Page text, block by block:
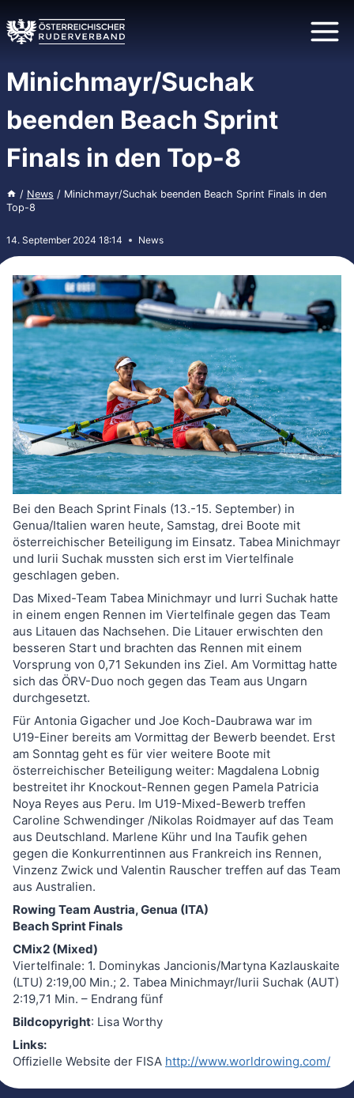
Inhalt
springen
Minichmayr/Suchak
beenden Beach Sprint
Finals in den Top-8
/ News / Minichmayr/Suchak beenden Beach Sprint Finals in den
Top-8
14. September 2024 18:14 News
Bei den Beach Sprint Finals (13.-15. September) in
Genua/Italien waren heute, Samstag, drei Boote mit
österreichischer Beteiligung im Einsatz. Tabea Minichmayr
und Iurii Suchak mussten sich erst im Viertelfinale
geschlagen geben.
Das Mixed-Team Tabea Minichmayr und Iurri Suchak hatte
in einem engen Rennen im Viertelfinale gegen das Team
aus Litauen das Nachsehen. Die Litauer erwischten den
besseren Start und brachten das Rennen mit einem
Vorsprung von 0,71 Sekunden ins Ziel. Am Vormittag hatte
sich das ÖRV-Duo noch gegen das Team aus Ungarn
durchgesetzt.
Für Antonia Gigacher und Joe Koch-Daubrawa war im
U19-Einer bereits am Vormittag der Bewerb beendet. Erst
am Sonntag geht es für vier weitere Boote mit
österreichischer Beteiligung weiter: Magdalena Lobnig
bestreitet ihr Knockout-Rennen gegen Pamela Patricia
Noya Reyes aus Peru. Im U19-Mixed-Bewerb treffen
Caroline Schwendinger /Nikolas Roidmayer auf das Team
aus Deutschland. Marlene Kühr und Ina Taufik gehen
gegen die Konkurrentinnen aus Frankreich ins Rennen,
Vinzenz Zwick und Valentin Rauscher treffen auf das Team
aus Australien.
Rowing Team Austria, Genua (ITA)
Beach Sprint Finals
CMix2 (Mixed)
Viertelfinale: 1. Dominykas Jancionis/Martyna Kazlauskaite
(LTU) 2:19,00 Min.; 2. Tabea Minichmayr/Iurii Suchak (AUT)
2:19,71 Min. – Endrang fünf
Bildcopyright: Lisa Worthy
Links:
Offizielle Website der FISA http://www.worldrowing.com/